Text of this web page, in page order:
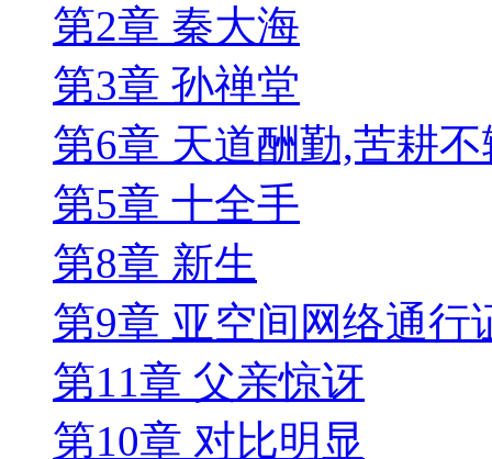
第2章 秦大海
第3章 孙禅堂
第6章 天道酬勤,苦耕不
第5章 十全手
第8章 新生
第9章 亚空间网络通行
第11章 父亲惊讶
第10章 对比明显